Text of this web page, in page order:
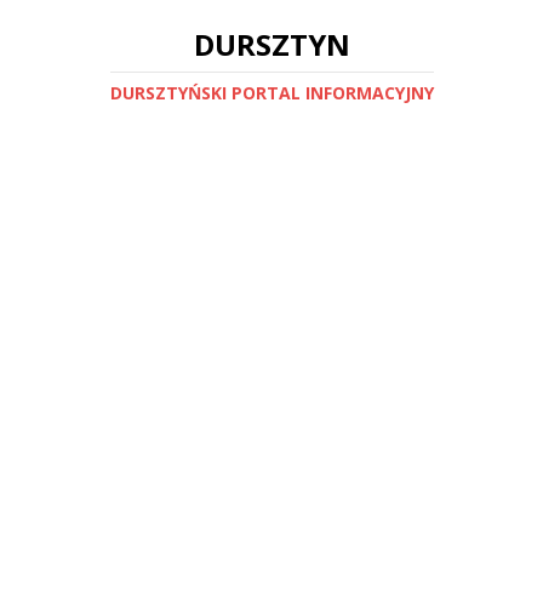
DURSZTYN
DURSZTYŃSKI PORTAL INFORMACYJNY